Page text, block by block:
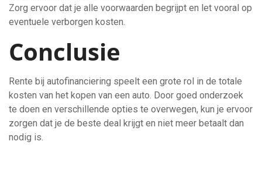
Zorg ervoor dat je alle voorwaarden begrijpt en let vooral op
eventuele verborgen kosten.
Conclusie
Rente bij autofinanciering speelt een grote rol in de totale
kosten van het kopen van een auto. Door goed onderzoek
te doen en verschillende opties te overwegen, kun je ervoor
zorgen dat je de beste deal krijgt en niet meer betaalt dan
nodig is.